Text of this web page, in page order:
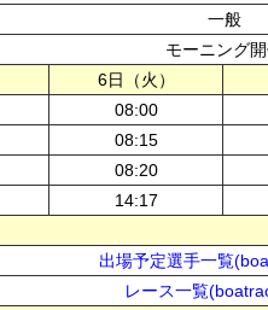
一般
モーニング
6日（火）
08:00
08:15
08:20
14:17
出場予定選手一覧
レース一覧